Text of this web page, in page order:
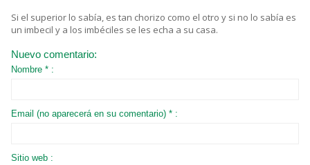
Si el superior lo sabía, es tan chorizo como el otro y si no lo sabía es
un imbecil y a los imbéciles se les echa a su casa.
Nuevo comentario:
Nombre * :
Email (no aparecerá en su comentario) * :
Sitio web :